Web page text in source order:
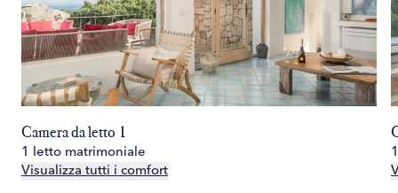
ricavata tra i massi fanno di questo spazio l'indirizzo più
romantico della villa.
dal cancello d'ingresso.
Camera da letto 1
1 letto matrimoniale
Visualizza tutti i comfort